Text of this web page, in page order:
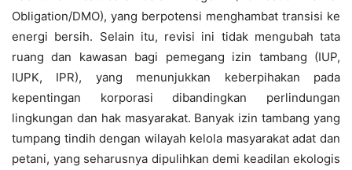
Obligation/DMO), yang berpotensi menghambat transisi ke
energi bersih. Selain itu, revisi ini tidak mengubah tata
ruang dan kawasan bagi pemegang izin tambang (IUP,
IUPK, IPR), yang menunjukkan keberpihakan pada
kepentingan korporasi dibandingkan perlindungan
lingkungan dan hak masyarakat. Banyak izin tambang yang
tumpang tindih dengan wilayah kelola masyarakat adat dan
petani, yang seharusnya dipulihkan demi keadilan ekologis